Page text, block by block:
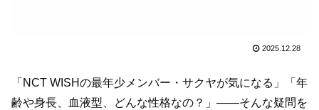
2025.12.28
「NCT WISHの最年少メンバー・サクヤが気になる」「年
齢や身長、血液型、どんな性格なの？」——そんな疑問を